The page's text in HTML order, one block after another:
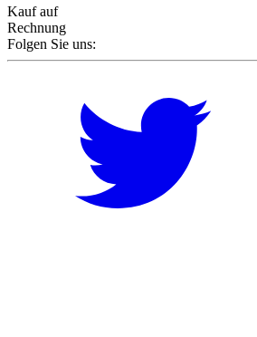
Kauf auf
Rechnung
Folgen Sie uns: